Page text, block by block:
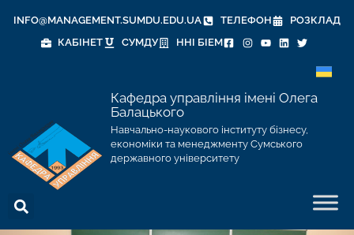
INFO@MANAGEMENT.SUMDU.EDU.UA ТЕЛЕФОН
РОЗКЛАД
КАБІНЕТ
СУМДУ ННІ БІЕМ
Кафедра управління імені Олега
Балацького
Навчально-наукового інституту бізнесу,
економіки та менеджменту Сумського
державного університету